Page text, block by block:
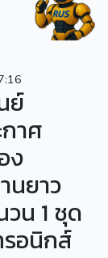
ย์
าศ
ง
นยาว
น 1 ชุด
รอนิกส์